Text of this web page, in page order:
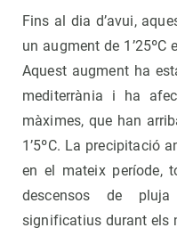
Fins al dia d’avui,
un augment de
Aquest augment ha
mediterrània i ha
màximes, que han
1’5ºC. La precipitació
en el mateix període,
descensos de
significatius durant els